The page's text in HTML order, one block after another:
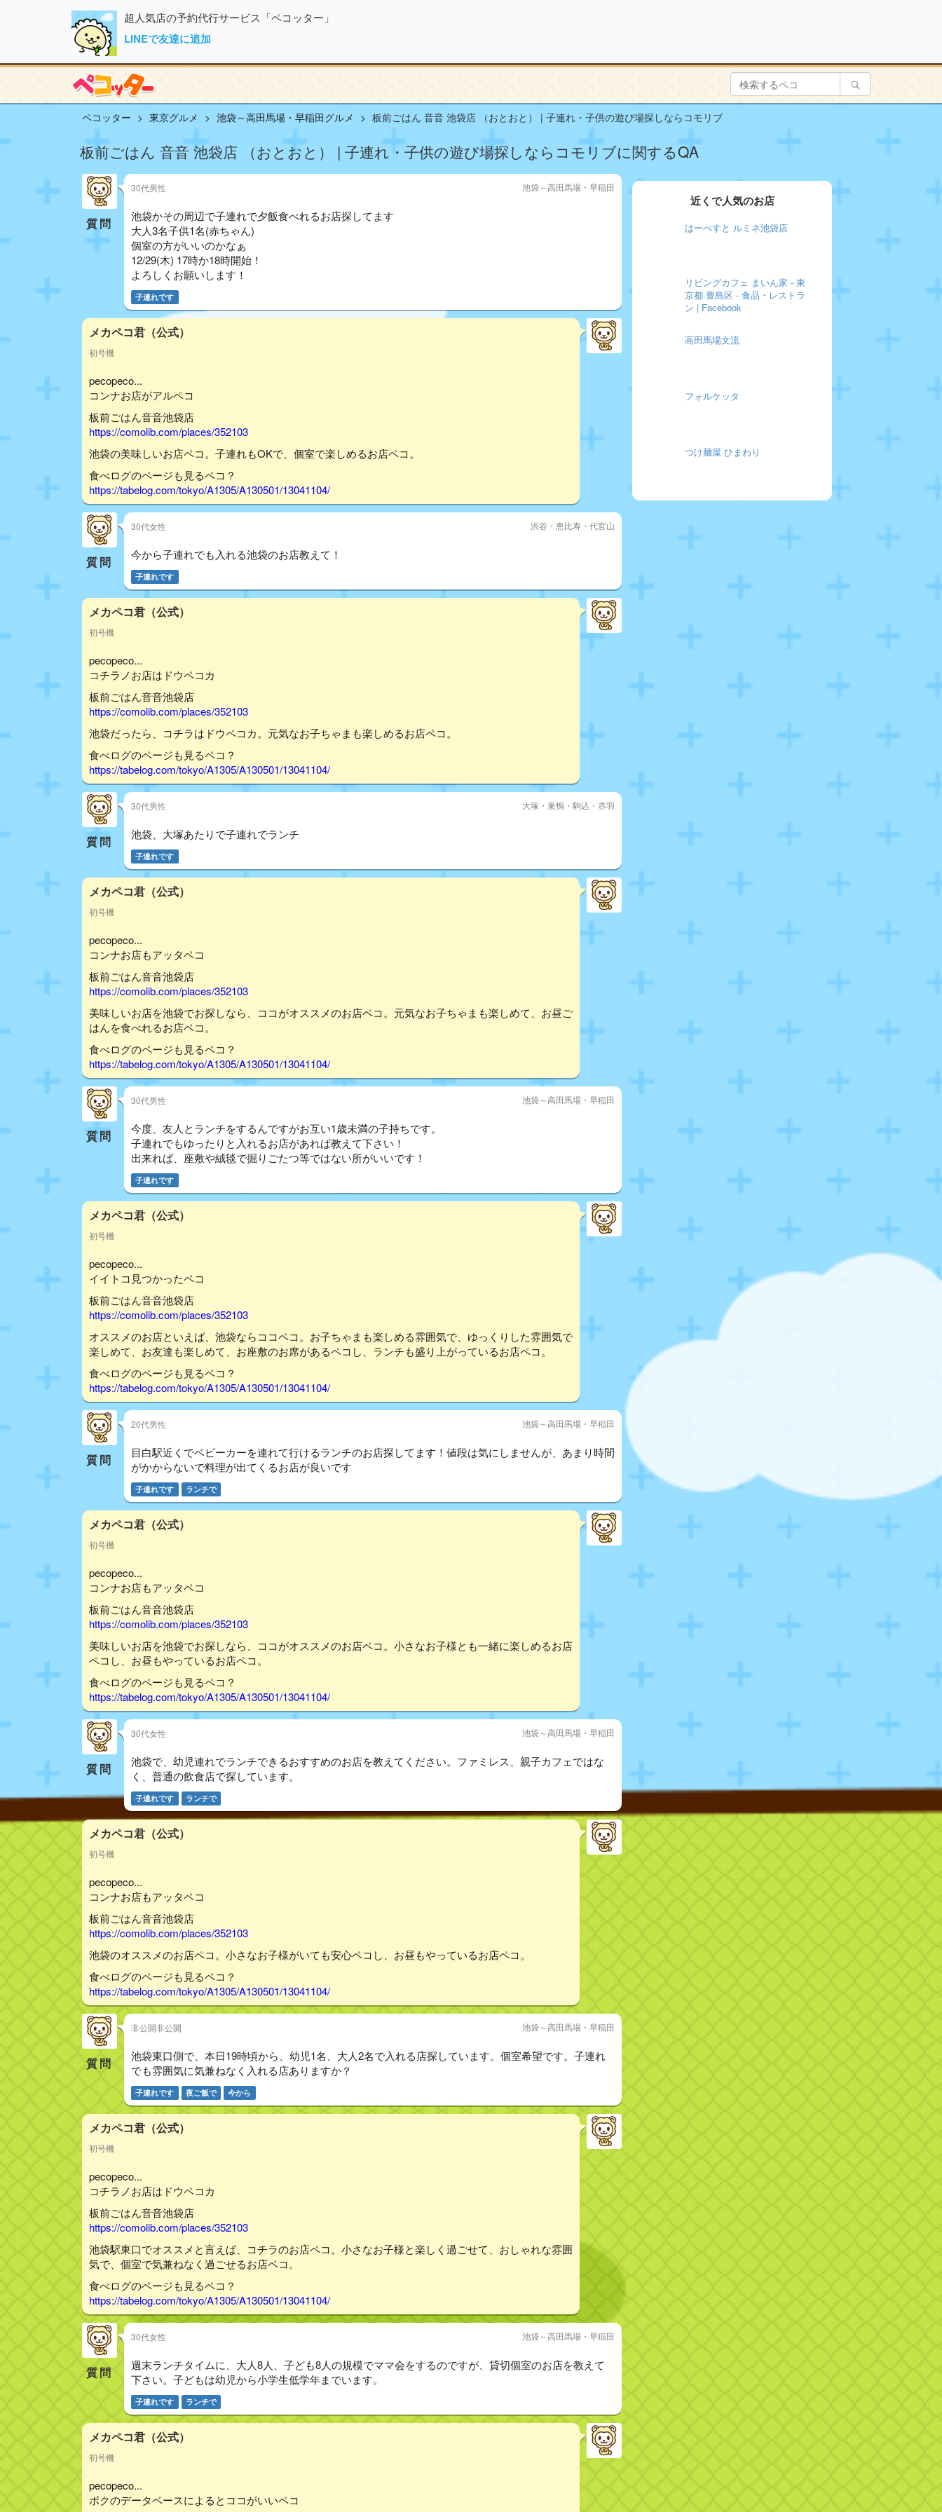
超人気店の予約代行サービス「ペコッター」
LINEで友達に追加
ペコッター 東京グルメ 池袋～高田馬場・早稲田グルメ 板前ごはん 音音 池袋店 （おとおと） | 子連れ・子供の遊び場探しならコモリブ
板前ごはん 音音 池袋店 （おとおと） | 子連れ・子供の遊び場探しならコモリブに関するQA
質問
30代男性 池袋～高田馬場・早稲田
池袋かその周辺で子連れで夕飯食べれるお店探してます
大人3名子供1名(赤ちゃん)
個室の方がいいのかなぁ
12/29(木) 17時か18時開始！
よろしくお願いします！
子連れです
メカペコ君（公式）
初号機
pecopeco...
コンナお店がアルペコ
板前ごはん音音池袋店
https://comolib.com/places/352103
池袋の美味しいお店ペコ。子連れもOKで、個室で楽しめるお店ペコ。
食べログのページも見るペコ？
https://tabelog.com/tokyo/A1305/A130501/13041104/
質問
30代女性 渋谷・恵比寿・代官山
今から子連れでも入れる池袋のお店教えて！
子連れです
メカペコ君（公式）
初号機
pecopeco...
コチラノお店はドウペコカ
板前ごはん音音池袋店
https://comolib.com/places/352103
池袋だったら、コチラはドウペコカ。元気なお子ちゃまも楽しめるお店ペコ。
食べログのページも見るペコ？
https://tabelog.com/tokyo/A1305/A130501/13041104/
質問
30代男性 大塚・巣鴨・駒込・赤羽
池袋、大塚あたりで子連れでランチ
子連れです
メカペコ君（公式）
初号機
pecopeco...
コンナお店もアッタペコ
板前ごはん音音池袋店
https://comolib.com/places/352103
美味しいお店を池袋でお探しなら、ココがオススメのお店ペコ。元気なお子ちゃまも楽しめて、お昼ご
はんを食べれるお店ペコ。
食べログのページも見るペコ？
https://tabelog.com/tokyo/A1305/A130501/13041104/
質問
30代男性 池袋～高田馬場・早稲田
今度、友人とランチをするんですがお互い1歳未満の子持ちです。
子連れでもゆったりと入れるお店があれば教えて下さい！
出来れば、座敷や絨毯で掘りごたつ等ではない所がいいです！
子連れです
メカペコ君（公式）
初号機
pecopeco...
イイトコ見つかったペコ
板前ごはん音音池袋店
https://comolib.com/places/352103
オススメのお店といえば、池袋ならココペコ。お子ちゃまも楽しめる雰囲気で、ゆっくりした雰囲気で
楽しめて、お友達も楽しめて、お座敷のお席があるペコし、ランチも盛り上がっているお店ペコ。
食べログのページも見るペコ？
https://tabelog.com/tokyo/A1305/A130501/13041104/
質問
20代男性 池袋～高田馬場・早稲田
目白駅近くでベビーカーを連れて行けるランチのお店探してます！値段は気にしませんが、あまり時間
がかからないで料理が出てくるお店が良いです
子連れです ランチで
メカペコ君（公式）
初号機
pecopeco...
コンナお店もアッタペコ
板前ごはん音音池袋店
https://comolib.com/places/352103
美味しいお店を池袋でお探しなら、ココがオススメのお店ペコ。小さなお子様とも一緒に楽しめるお店
ペコし、お昼もやっているお店ペコ。
食べログのページも見るペコ？
https://tabelog.com/tokyo/A1305/A130501/13041104/
質問
30代女性 池袋～高田馬場・早稲田
池袋で、幼児連れでランチできるおすすめのお店を教えてください。ファミレス、親子カフェではな
く、普通の飲食店で探しています。
子連れです ランチで
メカペコ君（公式）
初号機
pecopeco...
コンナお店もアッタペコ
板前ごはん音音池袋店
https://comolib.com/places/352103
池袋のオススメのお店ペコ。小さなお子様がいても安心ペコし、お昼もやっているお店ペコ。
食べログのページも見るペコ？
https://tabelog.com/tokyo/A1305/A130501/13041104/
質問
非公開非公開 池袋～高田馬場・早稲田
池袋東口側で、本日19時頃から、幼児1名、大人2名で入れる店探しています。個室希望です。子連れ
でも雰囲気に気兼ねなく入れる店ありますか？
子連れです 夜ご飯で 今から
メカペコ君（公式）
初号機
pecopeco...
コチラノお店はドウペコカ
板前ごはん音音池袋店
https://comolib.com/places/352103
池袋駅東口でオススメと言えば、コチラのお店ペコ。小さなお子様と楽しく過ごせて、おしゃれな雰囲
気で、個室で気兼ねなく過ごせるお店ペコ。
食べログのページも見るペコ？
https://tabelog.com/tokyo/A1305/A130501/13041104/
質問
30代女性 池袋～高田馬場・早稲田
週末ランチタイムに、大人8人、子ども8人の規模でママ会をするのですが、貸切個室のお店を教えて
下さい。子どもは幼児から小学生低学年までいます。
子連れです ランチで
メカペコ君（公式）
初号機
pecopeco...
ボクのデータベースによるとココがいいペコ
近くで人気のお店
はーべすと ルミネ池袋店
リビングカフェ まいん家 - 東
京都 豊島区 - 食品・レストラ
ン | Facebook
高田馬場文流
フォルケッタ
つけ麺屋 ひまわり